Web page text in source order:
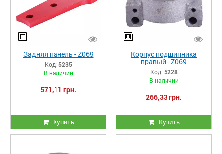
Задняя панель - Z069
Код: 5235
В наличии
571,11 грн.
Купить
Корпус подшипника
правый - Z069
Код: 5228
В наличии
266,33 грн.
Купить